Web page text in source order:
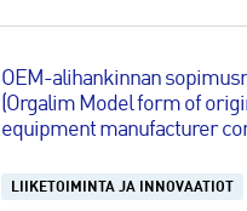
OEM-alihankinnan
(Orgalim Model form of
equipment manufacturer
LIIKETOIMINTA JA INNOVAATIOT